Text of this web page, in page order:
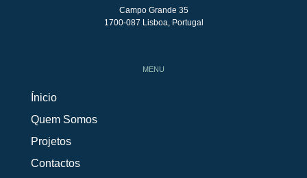
Campo Grande 35
1700-087 Lisboa, Portugal
MENU
Ínicio
Quem Somos
Projetos
Contactos